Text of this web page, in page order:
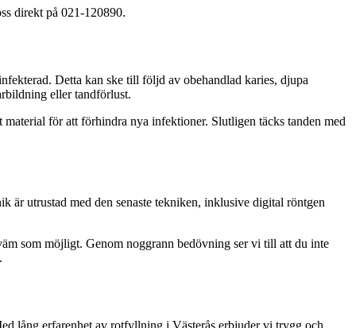
direkt på 021-120890.
Detta kan ske till följd av obehandlad karies, djupa
eller tandförlust.
för att förhindra nya infektioner. Slutligen täcks tanden med
är utrustad med den senaste tekniken, inklusive digital röntgen
som möjligt. Genom noggrann bedövning ser vi till att du inte